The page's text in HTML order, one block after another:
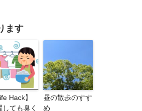
ます
Hack】
しても臭く
昼の散歩のすす
め